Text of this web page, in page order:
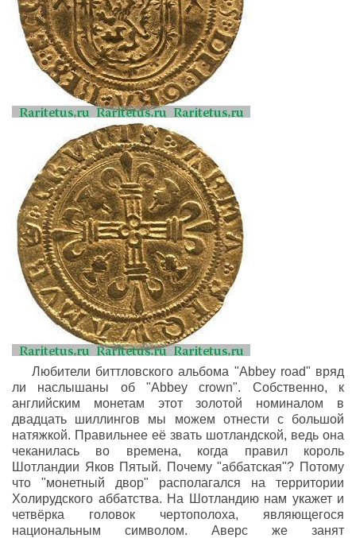
Любители биттловского альбома "Abbey road" вряд
ли наслышаны об "Abbey crown". Собственно, к
английским монетам этот золотой номиналом в
двадцать шиллингов мы можем отнести с большой
натяжкой. Правильнее её звать шотландской, ведь она
чеканилась во времена, когда правил король
Шотландии Яков Пятый. Почему "аббатская"? Потому
что "монетный двор" располагался на территории
Холирудского аббатства. На Шотландию нам укажет и
четвёрка головок чертополоха, являющегося
национальным символом. Аверс же занят